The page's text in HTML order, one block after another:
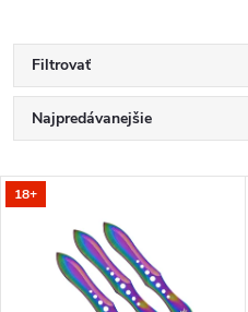
Filtrovať
R
a
Najpredávanejšie
Najdrahšie
Abecedne
V
18+